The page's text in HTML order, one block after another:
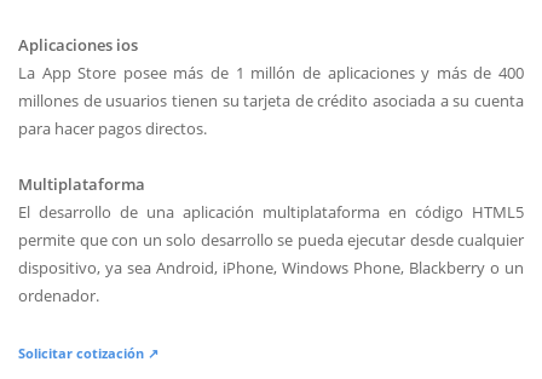
Aplicaciones ios
La App Store posee más de 1 millón de aplicaciones y más de 400
millones de usuarios tienen su tarjeta de crédito asociada a su cuenta
para hacer pagos directos.
Multiplataforma
El desarrollo de una aplicación multiplataforma en código HTML5
permite que con un solo desarrollo se pueda ejecutar desde cualquier
dispositivo, ya sea Android, iPhone, Windows Phone, Blackberry o un
ordenador.
Solicitar cotización ↗